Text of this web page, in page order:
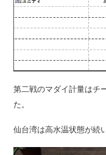
第二戦のマダイ計量はチ
た。
仙台湾は高水温状態が続